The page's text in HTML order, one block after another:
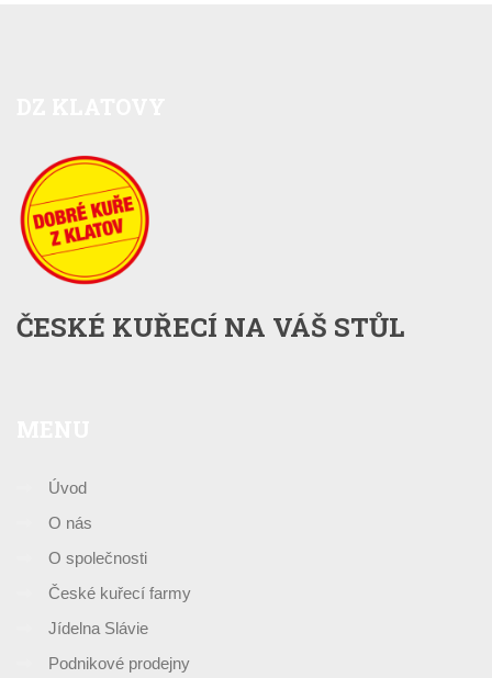
ČESKÉ KUŘECÍ NA VÁŠ STŮL
Úvod
O nás
O společnosti
České kuřecí farmy
Jídelna Slávie
Podnikové prodejny